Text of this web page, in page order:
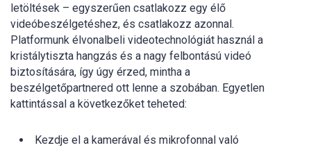
letöltések – egyszerűen csatlakozz egy élő
videóbeszélgetéshez, és csatlakozz azonnal.
Platformunk élvonalbeli videotechnológiát használ a
kristálytiszta hangzás és a nagy felbontású videó
biztosítására, így úgy érzed, mintha a
beszélgetőpartnered ott lenne a szobában. Egyetlen
kattintással a következőket teheted:
Kezdje el a kamerával és mikrofonnal való